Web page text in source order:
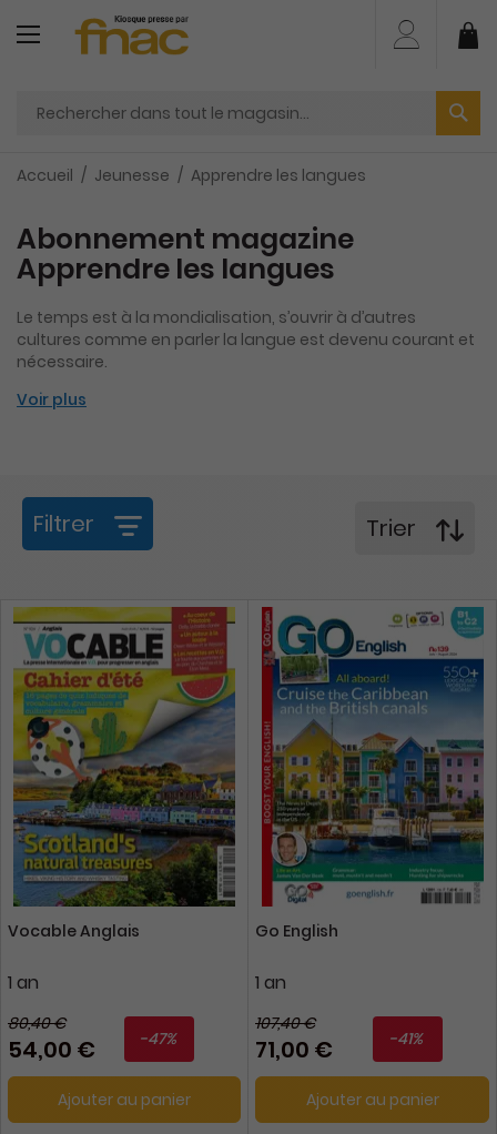
contenu
Accueil Jeunesse Apprendre les langues
Abonnement magazine
Apprendre les langues
Le temps est à la mondialisation, s’ouvrir à d’autres
cultures comme en parler la langue est devenu courant et
nécessaire.
Voir plus
Filtrer Trier
Vocable Anglais
1 an
80,40 €
54,00 € -47%
Ajouter au panier
Go English
1 an
107,40 €
71,00 € -41%
Ajouter au panier